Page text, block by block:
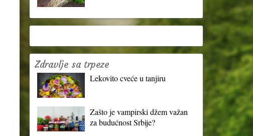
Zdravlje sa trpeze
Lekovito cveće u tanjiru
Zašto je vampirski džem važan
za budućnost Srbije?